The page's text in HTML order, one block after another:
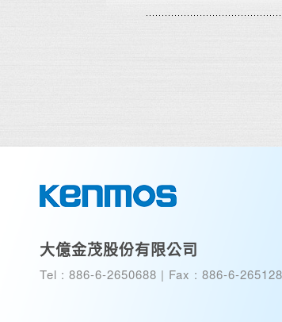
大億金茂股份有限公司
Tel : 886-6-2650688 | Fax : 886-6-